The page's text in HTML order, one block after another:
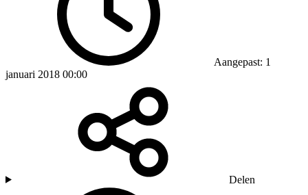
Aangepast: 1
januari 2018 00:00
Delen